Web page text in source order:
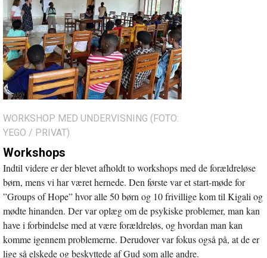
WORKSHOP MED UNDERVISNING (FOTO:
YEGO / PRIVAT)
Workshops
Indtil videre er der blevet afholdt to workshops med de forældreløse
børn, mens vi har været hernede. Den første var et start-møde for
”Groups of Hope” hvor alle 50 børn og 10 frivillige kom til Kigali og
mødte hinanden. Der var oplæg om de psykiske problemer, man kan
have i forbindelse med at være forældreløs, og hvordan man kan
komme igennem problemerne. Derudover var fokus også på, at de er
lige så elskede og beskyttede af Gud som alle andre.